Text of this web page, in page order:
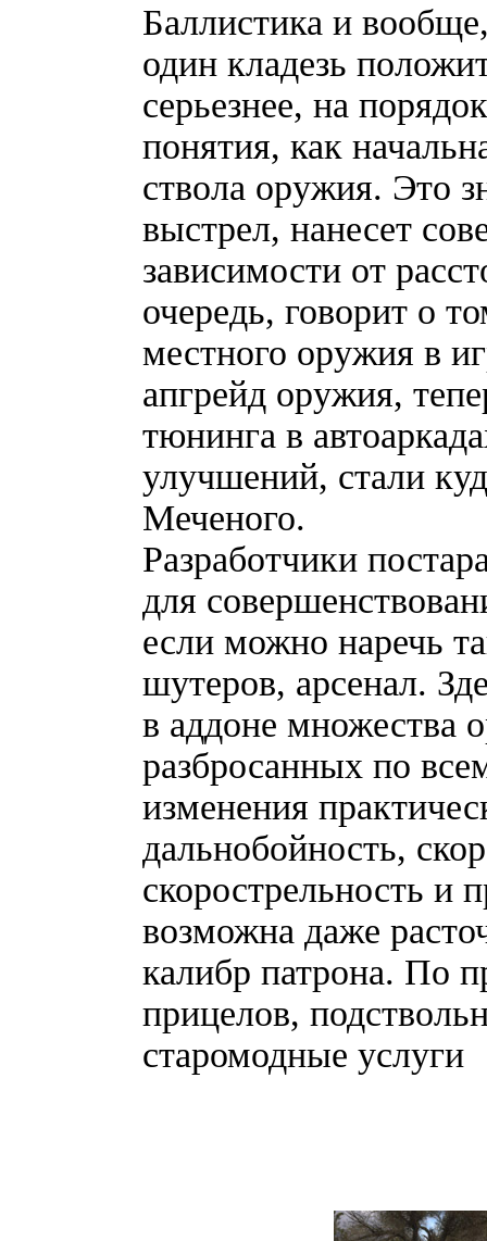
Баллистика и
один кладезь
серьезнее, на
понятия, как
ствола оружия. Это
выстрел, нанесет
зависимости от
очередь, говорит о
местного оружия в
апгрейд оружия,
тюнинга в
улучшений, стали
Меченого.
Разработчики
для
если можно наречь
шутеров, арсенал.
в аддоне множества
разбросанных по
изменения
дальнобойность,
скорострельность и
возможна даже
калибр патрона. По
прицелов,
старомодные услуги